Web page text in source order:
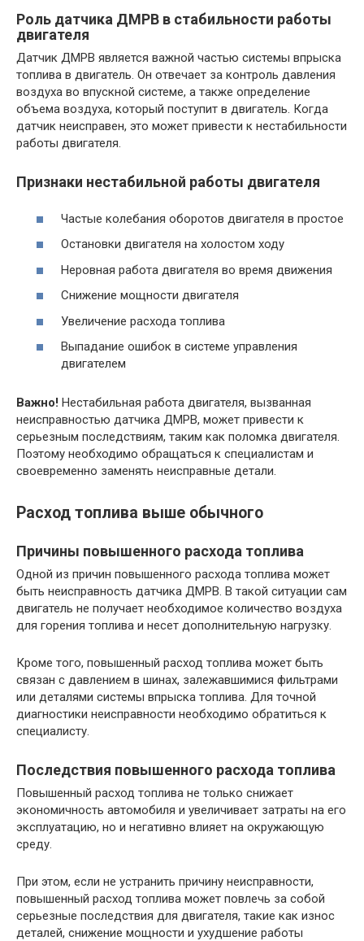
Роль датчика ДМРВ в стабильности работы
двигателя
Датчик ДМРВ является важной частью системы впрыска
топлива в двигатель. Он отвечает за контроль давления
воздуха во впускной системе, а также определение
объема воздуха, который поступит в двигатель. Когда
датчик неисправен, это может привести к нестабильности
работы двигателя.
Признаки нестабильной работы двигателя
Частые колебания оборотов двигателя в простое
Остановки двигателя на холостом ходу
Неровная работа двигателя во время движения
Снижение мощности двигателя
Увеличение расхода топлива
Выпадание ошибок в системе управления
двигателем
Важно! Нестабильная работа двигателя, вызванная
неисправностью датчика ДМРВ, может привести к
серьезным последствиям, таким как поломка двигателя.
Поэтому необходимо обращаться к специалистам и
своевременно заменять неисправные детали.
Расход топлива выше обычного
Причины повышенного расхода топлива
Одной из причин повышенного расхода топлива может
быть неисправность датчика ДМРВ. В такой ситуации сам
двигатель не получает необходимое количество воздуха
для горения топлива и несет дополнительную нагрузку.
Кроме того, повышенный расход топлива может быть
связан с давлением в шинах, залежавшимися фильтрами
или деталями системы впрыска топлива. Для точной
диагностики неисправности необходимо обратиться к
специалисту.
Последствия повышенного расхода топлива
Повышенный расход топлива не только снижает
экономичность автомобиля и увеличивает затраты на его
эксплуатацию, но и негативно влияет на окружающую
среду.
При этом, если не устранить причину неисправности,
повышенный расход топлива может повлечь за собой
серьезные последствия для двигателя, такие как износ
деталей, снижение мощности и ухудшение работы